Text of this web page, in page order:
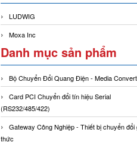
LUDWIG
Moxa Inc
Danh mục sản phẩm
Bộ Chuyển Đổi Quang Điện - Media
Card PCI Chuyển đổi tín hiệu Serial
(RS232/485/422)
Gateway Công Nghiệp - Thiết bị chuyển đổi
thức